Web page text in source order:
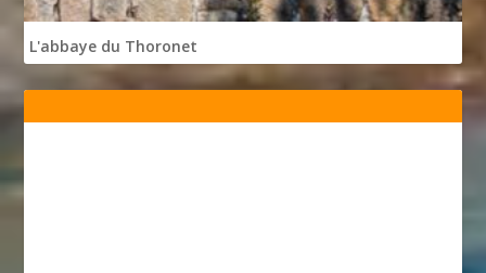
L'abbaye du Thoronet